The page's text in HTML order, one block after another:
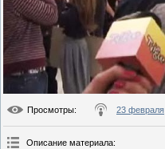
Просмотры: 23 февраля
Описание материала: